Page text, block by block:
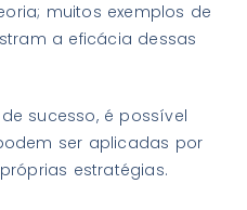
muitos exemplos de
a eficácia dessas
sucesso, é possível
ser aplicadas por
estratégias.